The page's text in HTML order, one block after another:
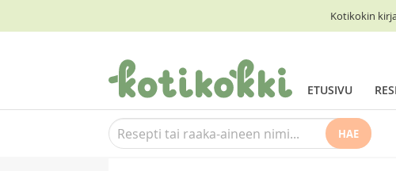
Kotikokin
ETUSIVU
HAE